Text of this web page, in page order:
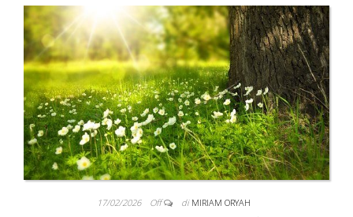
17/02/2026 Off di MIRIAM ORYAH